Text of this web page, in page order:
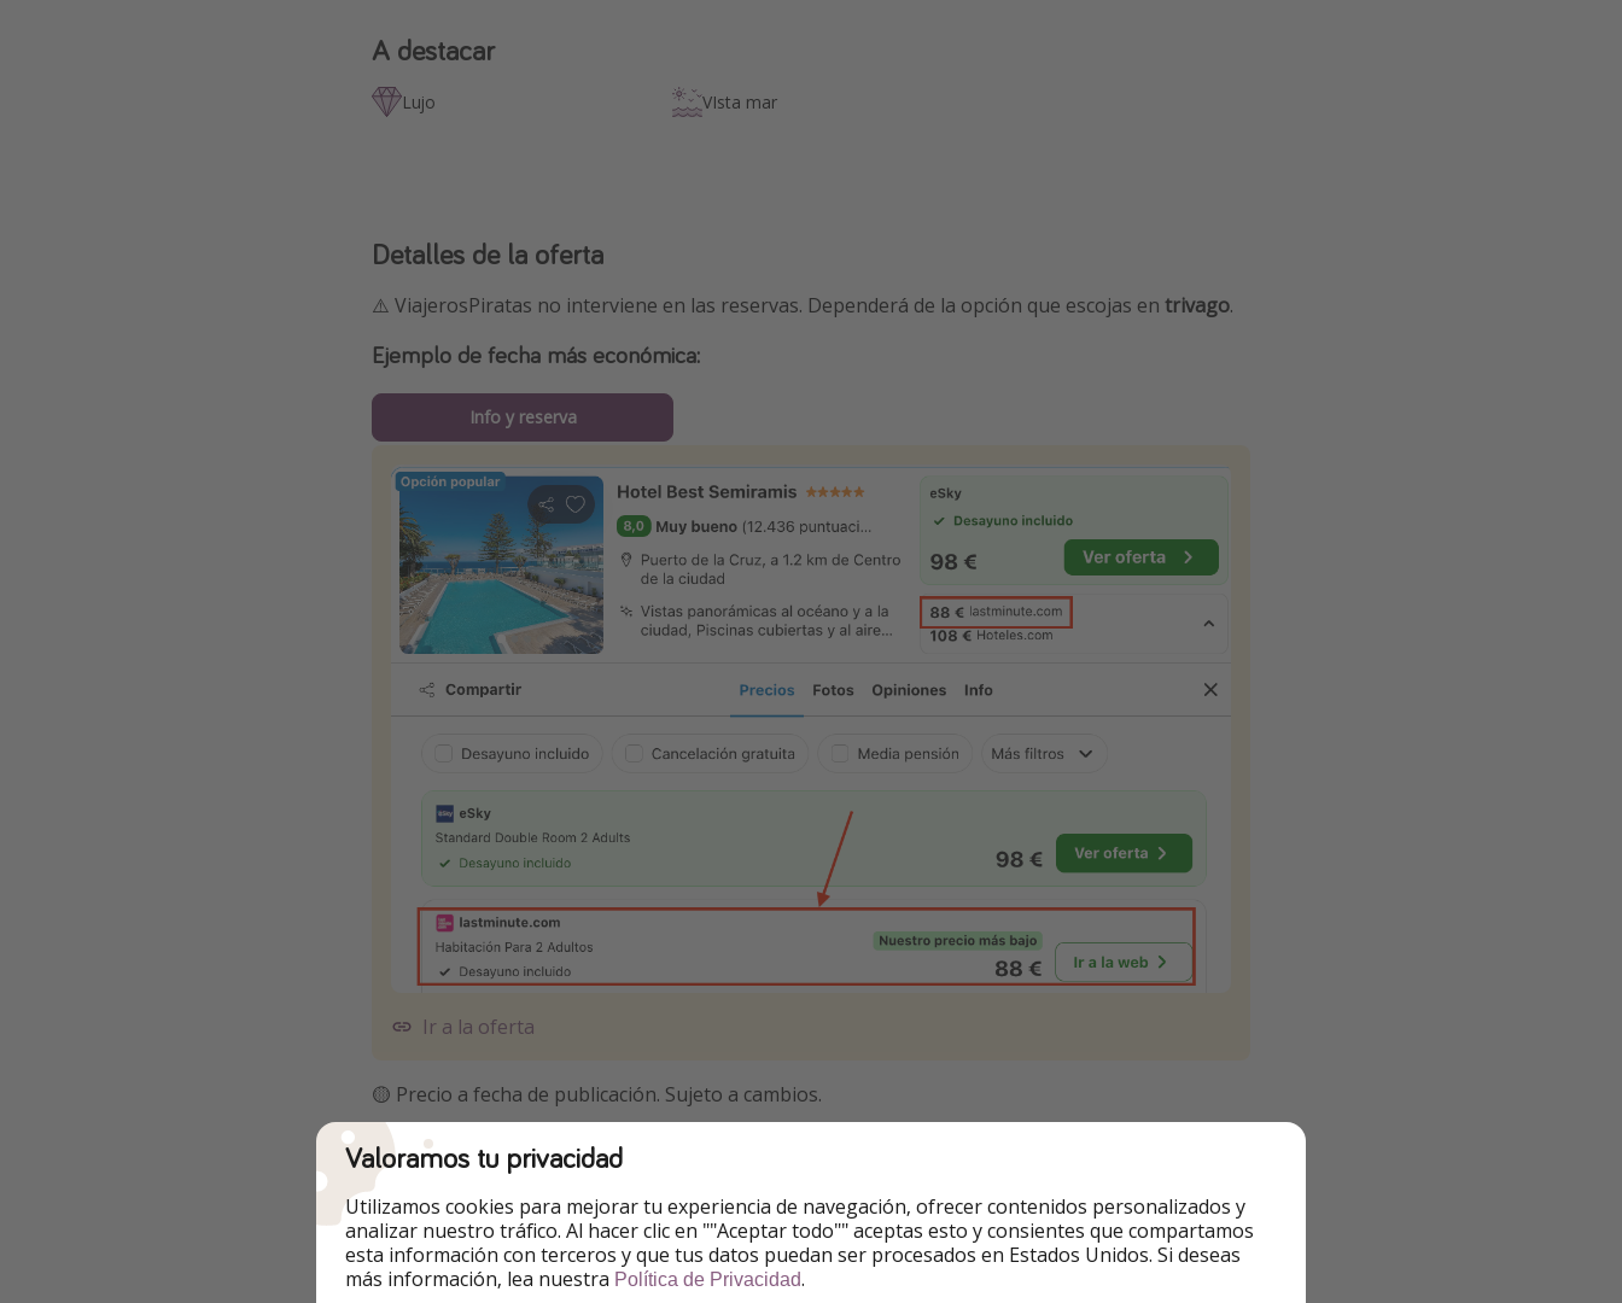
A destacar
Lujo VIsta mar
Detalles de la oferta
⚠️ ViajerosPiratas no interviene en las reservas. Dependerá de la opción que escojas en trivago.
Ejemplo de fecha más económica:
Info y reserva
Ir a la oferta
🟡 Precio a fecha de publicación. Sujeto a cambios.
Otras opciones
✅ Lasfechassonejemplos . Puedes cambiarlas.
Valoramos tu privacidad
Utilizamos cookies para mejorar tu experiencia de navegación, ofrecer contenidos personalizados y
analizar nuestro tráfico. Al hacer clic en ""Aceptar todo"" aceptas esto y consientes que compartamos
esta información con terceros y que tus datos puedan ser procesados en Estados Unidos. Si deseas
más información, lea nuestra Política de Privacidad.